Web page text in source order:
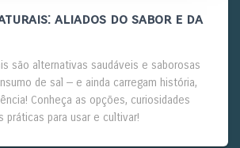
aliados do sabor e da
são alternativas saudáveis e saborosas
de sal — e ainda carregam história,
Conheça as opções, curiosidades
práticas para usar e cultivar!